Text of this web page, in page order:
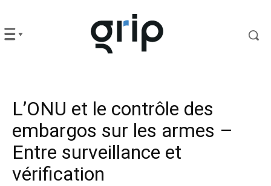
L’ONU et le contrôle des
embargos sur les armes –
Entre surveillance et
vérification